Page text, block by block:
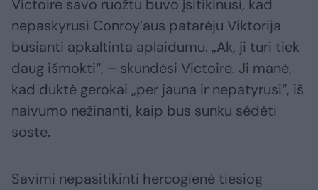
Victoire savo ruožtu buvo įsitikinusi, kad
nepaskyrusi Conroy’aus patarėju Viktorija
būsianti apkaltinta aplaidumu. „Ak, ji turi tiek
daug išmokti“, – skundėsi Victoire. Ji manė,
kad duktė gerokai „per jauna ir nepatyrusi“, iš
naivumo nežinanti, kaip bus sunku sėdėti
soste.
Savimi nepasitikinti hercogienė tiesiog